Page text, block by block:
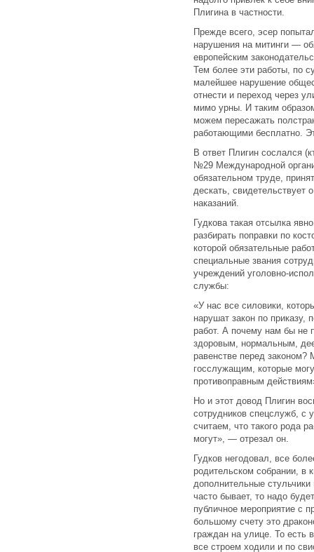
Плигина в частности.
Прежде всего, эсер
нарушения на митинги —
европейским
Тем более эти работы, по
малейшее нарушение
отнести и переход через
мимо урны. И таким
можем пересажать
работающими бесплатно.
В ответ Плигин сослался
№29 Международной
обязательном труде,
дескать, свидетельствует
наказаний.
Гудкова такая отсылка
разбирать поправки по
которой обязательные
специальные звания
учреждений уголовно-
службы:
«У нас все силовики,
нарушат закон по приказу,
работ. А почему нам бы не
здоровым, нормальным,
равенстве перед
госслужащим, которые
противоправным
Но и этот довод Плигин
сотрудников спецслужб, с
считаем, что такого рода
могут», — отрезал он.
Гудков негодовал, все
родительском собрании, в
дополнительные
часто бывает, то надо
публичное мероприятие с
большому счету это
граждан на улице. То есть
все строем ходили и по